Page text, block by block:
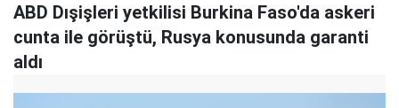
ABD Dışişleri yetkilisi Burkina Faso'da askeri
cunta ile görüştü, Rusya konusunda garanti
aldı